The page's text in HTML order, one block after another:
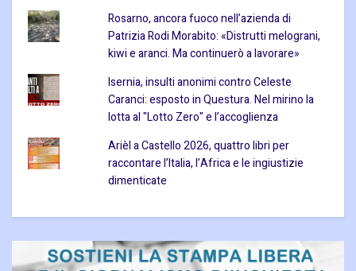
Rosarno, ancora fuoco nell’azienda di
Patrizia Rodi Morabito: «Distrutti melograni,
kiwi e aranci. Ma continuerò a lavorare»
Isernia, insulti anonimi contro Celeste
Caranci: esposto in Questura. Nel mirino la
lotta al "Lotto Zero" e l’accoglienza
Arièl a Castello 2026, quattro libri per
raccontare l’Italia, l’Africa e le ingiustizie
dimenticate